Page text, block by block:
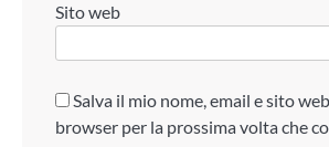
Sito web
Salva il mio nome, email e sito
browser per la prossima volta che